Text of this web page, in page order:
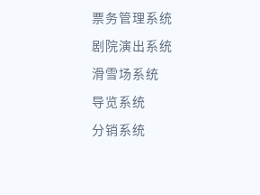
票务管理系统
剧院演出系统
滑雪场系统
导览系统
分销系统